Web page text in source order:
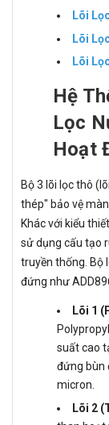
Lõi
Lõi
Lõi
Hệ
Lọc
Hoạt
Bộ 3 lõi lọc thô
thép" bảo vệ
Khác với kiểu
sử dụng cấu tạo
truyền thống. Bộ
đứng như
Lõi 1
suất cao
đứng bùn
micron.
Lõi 2